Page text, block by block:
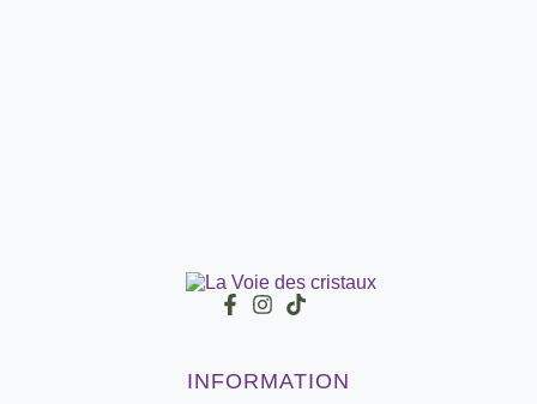
INFORMATION